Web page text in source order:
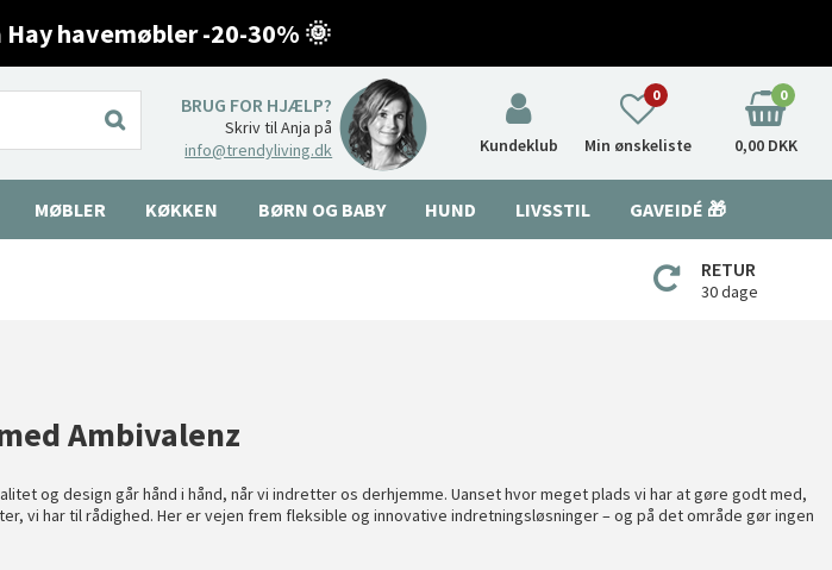
havemøbler -20-30% 🌞
BRUG FOR HJÆLP?
Skriv til Anja på
info@trendyliving.dk
Kundeklub Min ønskeliste
0 0
0,00 DKK
MØBLER KØKKEN BØRN OG BABY HUND LIVSSTIL GAVEIDÉ 🎁
RETUR
30 dage
Ambivalenz
og design går hånd i hånd, når vi indretter os derhjemme. Uanset hvor meget plads vi har at gøre godt med,
vi har til rådighed. Her er vejen frem fleksible og innovative indretningsløsninger – og på det område gør ingen